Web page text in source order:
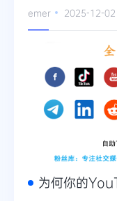
emer 2025-12-02
为何你的